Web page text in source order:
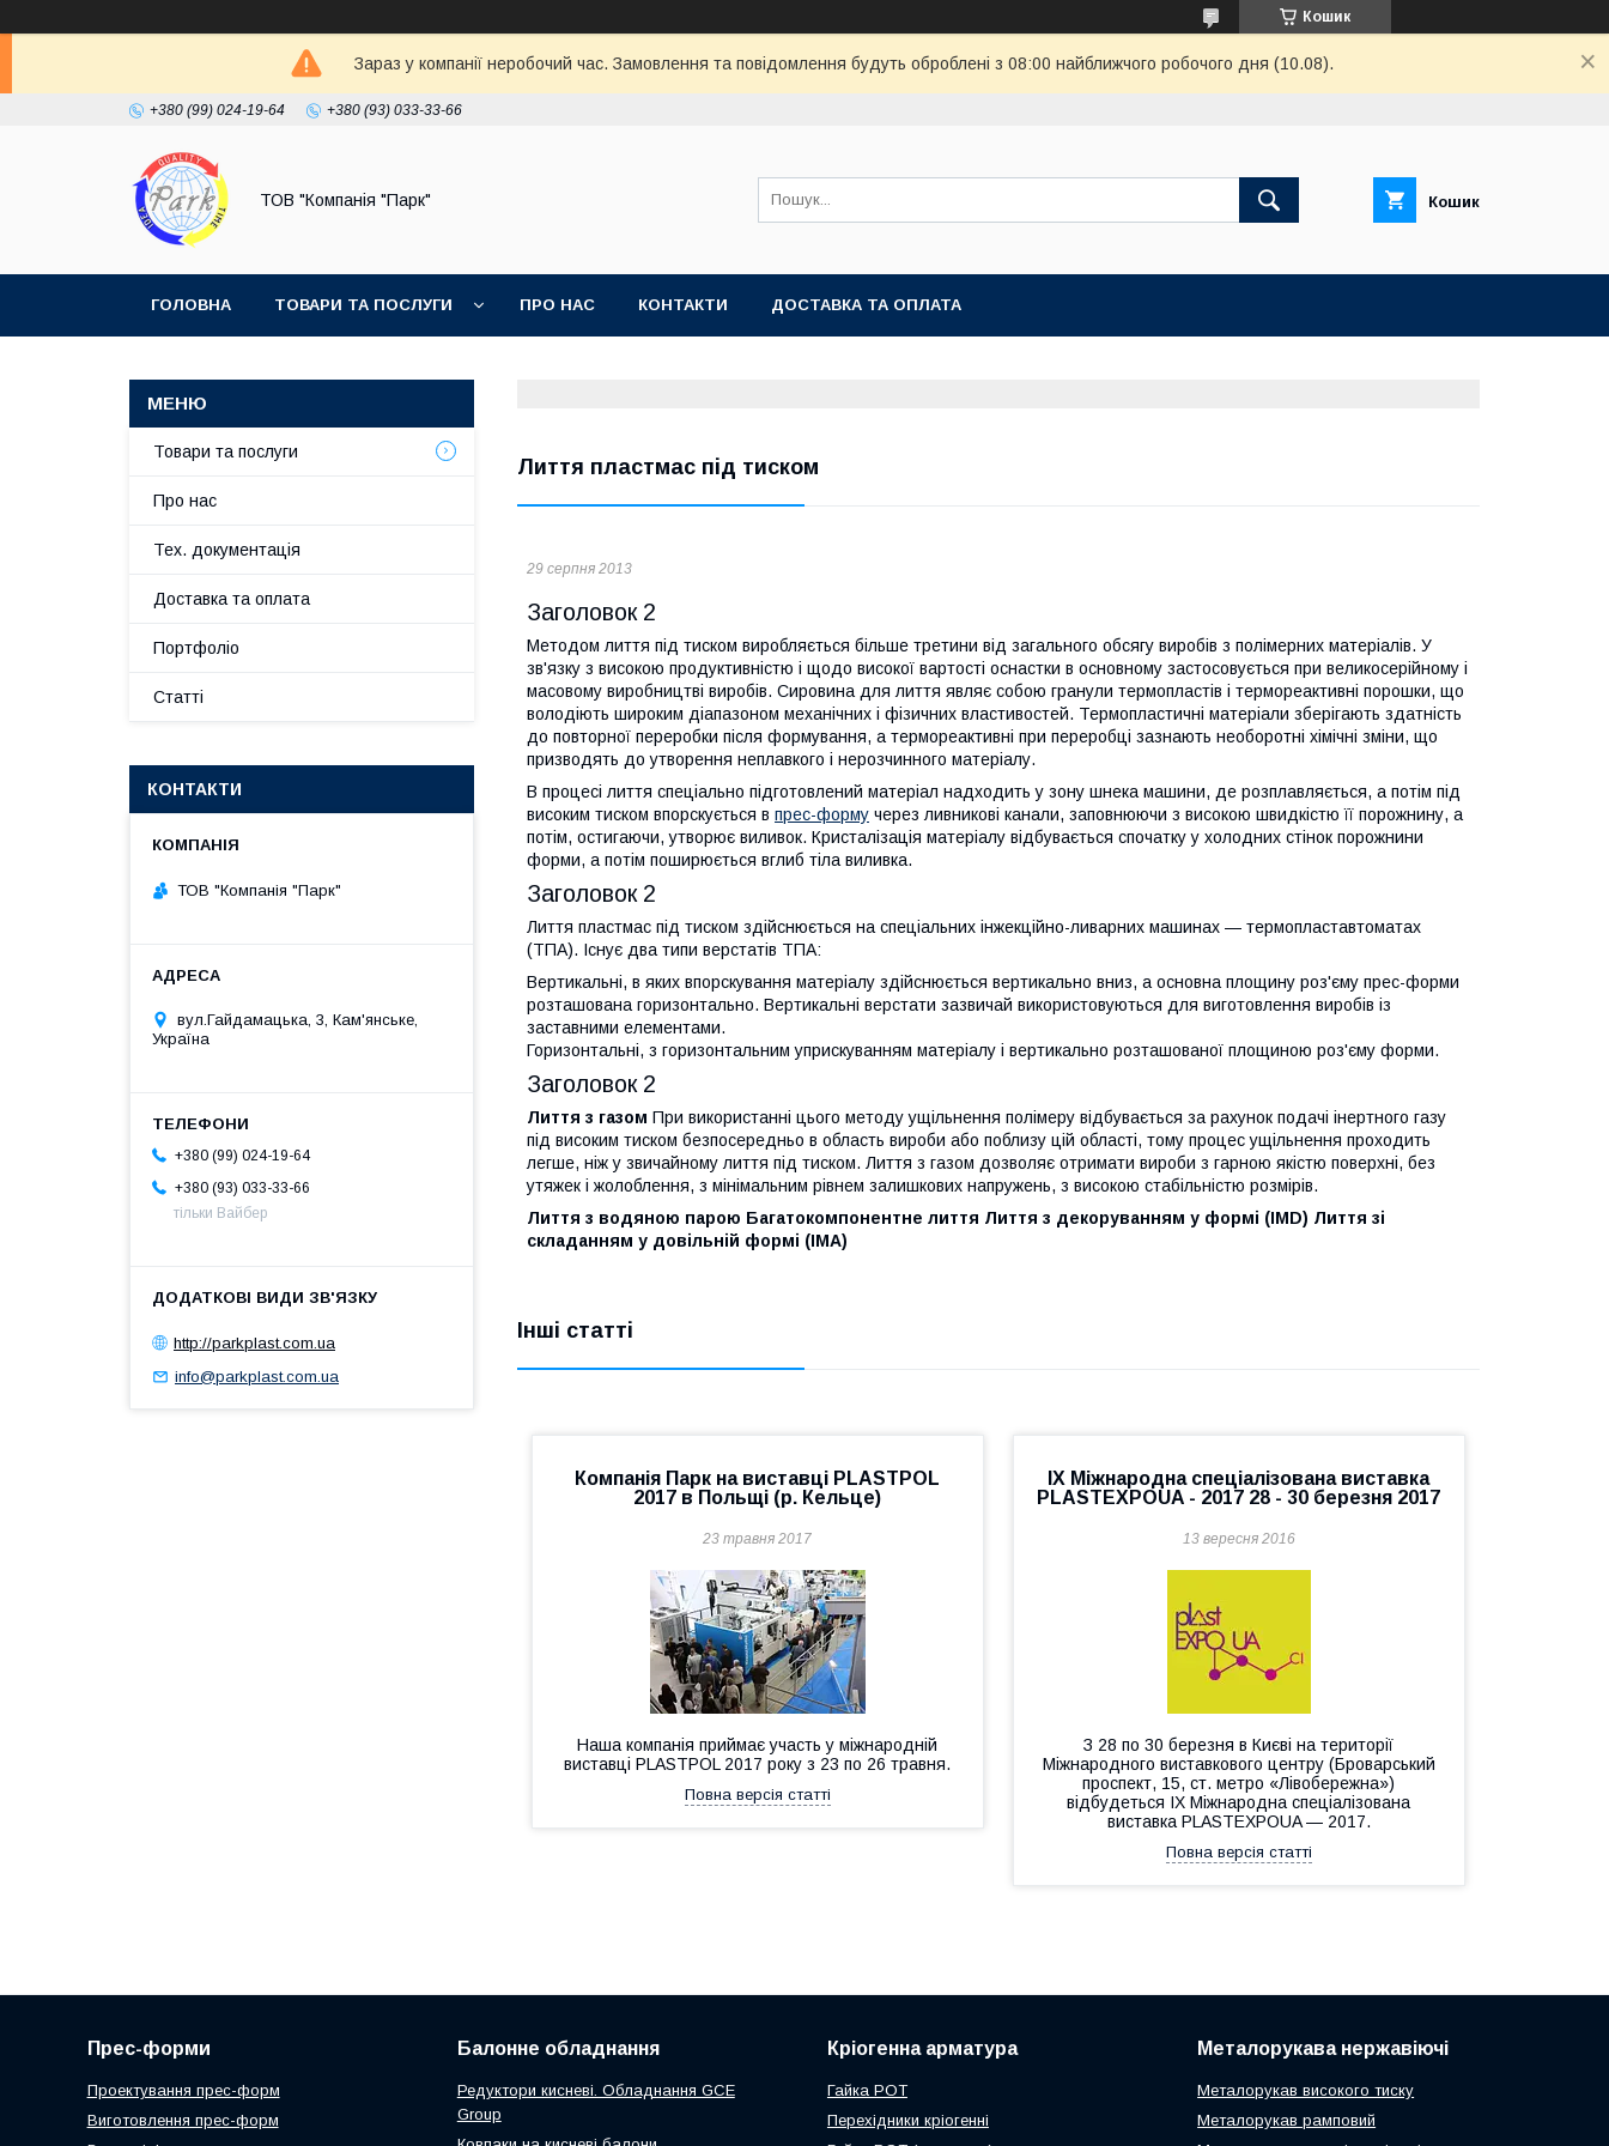
Кошик
Зараз у компанії неробочий час. Замовлення та повідомлення будуть оброблені з 08:00 найближчого робочого дня (10.08).
+380 (99) 024-19-64 +380 (93) 033-33-66
ТОВ "Компанія "Парк" Кошик
ГОЛОВНА ТОВАРИ ТА ПОСЛУГИ ПРО НАС КОНТАКТИ ДОСТАВКА ТА ОПЛАТА
Лиття пластмас під тиском
29 серпня 2013
Заголовок 2
Методом лиття під тиском виробляється більше третини від загального обсягу виробів з полімерних матеріалів. У
зв'язку з високою продуктивністю і щодо високої вартості оснастки в основному застосовується при великосерійному і
масовому виробництві виробів. Сировина для лиття являє собою гранули термопластів і термореактивні порошки, що
володіють широким діапазоном механічних і фізичних властивостей. Термопластичні матеріали зберігають здатність
до повторної переробки після формування, а термореактивні при переробці зазнають необоротні хімічні зміни, що
призводять до утворення неплавкого і нерозчинного матеріалу.
В процесі лиття спеціально підготовлений матеріал надходить у зону шнека машини, де розплавляється, а потім під
високим тиском впорскується в прес-форму через ливникові канали, заповнюючи з високою швидкістю її порожнину, а
потім, остигаючи, утворює виливок. Кристалізація матеріалу відбувається спочатку у холодних стінок порожнини
форми, а потім поширюється вглиб тіла виливка.
Заголовок 2
Лиття пластмас під тиском здійснюється на спеціальних інжекційно-ливарних машинах — термопластавтоматах
(ТПА). Існує два типи верстатів ТПА:
Вертикальні, в яких впорскування матеріалу здійснюється вертикально вниз, а основна площину роз'єму прес-форми
розташована горизонтально. Вертикальні верстати зазвичай використовуються для виготовлення виробів із
заставними елементами.
Горизонтальні, з горизонтальним уприскуванням матеріалу і вертикально розташованої площиною роз'єму форми.
Заголовок 2
Лиття з газом При використанні цього методу ущільнення полімеру відбувається за рахунок подачі інертного газу
під високим тиском безпосередньо в область вироби або поблизу цій області, тому процес ущільнення проходить
легше, ніж у звичайному лиття під тиском. Лиття з газом дозволяє отримати вироби з гарною якістю поверхні, без
утяжек і жолоблення, з мінімальним рівнем залишкових напружень, з високою стабільністю розмірів.
Лиття з водяною парою Багатокомпонентне лиття Лиття з декоруванням у формі (IMD) Лиття зі
складанням у довільній формі (IMA)
Інші статті
Компанія Парк на виставці PLASTPOL
2017 в Польщі (р. Кельце)
23 травня 2017
Наша компанія приймає участь у міжнародній
виставці PLASTPOL 2017 року з 23 по 26 травня.
Повна версія статті
IX Міжнародна спеціалізована виставка
PLASTEXPOUA - 2017 28 - 30 березня 2017
13 вересня 2016
З 28 по 30 березня в Києві на території
Міжнародного виставкового центру (Броварський
проспект, 15, ст. метро «Лівобережна»)
відбудеться IX Міжнародна спеціалізована
виставка PLASTEXPOUA — 2017.
Повна версія статті
Товари та послуги
Про нас
Тех. документація
Доставка та оплата
Портфоліо
Статті
КОНТАКТИ
ТОВ "Компанія "Парк"
вул.Гайдамацька, 3, Кам'янське,
Україна
+380 (99) 024-19-64
+380 (93) 033-33-66
тільки Вайбер
http://parkplast.com.ua
info@parkplast.com.ua
Прес-форми
Проектування прес-форм
Виготовлення прес-форм
Балонне обладнання
Редуктори кисневі. Обладнання GCE
Group
Кріогенна арматура
Гайка РОТ
Перехідники кріогенні
Металорукава нержавіючі
Металорукав високого тиску
Металорукав рамповий